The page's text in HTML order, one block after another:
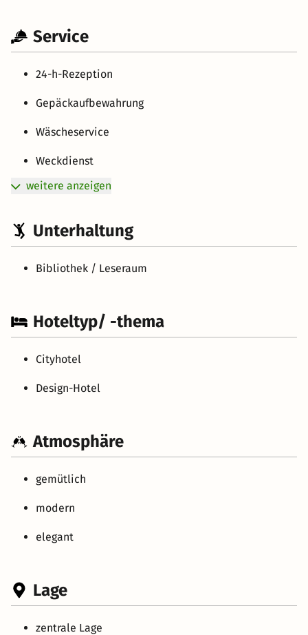
Service
24-h-Rezeption
Gepäckaufbewahrung
Wäscheservice
Weckdienst
weitere anzeigen
Unterhaltung
Bibliothek / Leseraum
Hoteltyp/ -thema
Cityhotel
Design-Hotel
Atmosphäre
gemütlich
modern
elegant
Lage
zentrale Lage